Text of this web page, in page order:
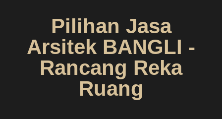
Pilihan Jasa
Arsitek BANGLI -
Rancang Reka
Ruang